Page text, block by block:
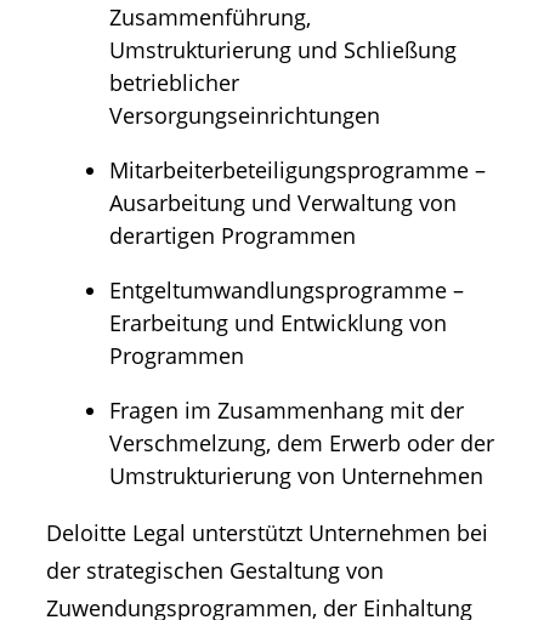
Zusammenführung,
Umstrukturierung und Schließung
betrieblicher
Versorgungseinrichtungen
Mitarbeiterbeteiligungsprogramme –
Ausarbeitung und Verwaltung von
derartigen Programmen
Entgeltumwandlungsprogramme –
Erarbeitung und Entwicklung von
Programmen
Fragen im Zusammenhang mit der
Verschmelzung, dem Erwerb oder der
Umstrukturierung von Unternehmen
Deloitte Legal unterstützt Unternehmen bei
der strategischen Gestaltung von
Zuwendungsprogrammen, der Einhaltung